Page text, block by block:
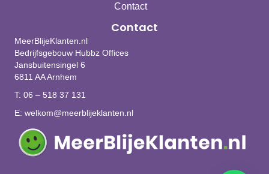
Contact
Contact
MeerBlijeKlanten.nl
Bedrijfsgebouw Hubbz Offices
Jansbuitensingel 6
6811 AA Arnhem
T: 06 – 518 37 131
E: welkom@meerblijeklanten.nl